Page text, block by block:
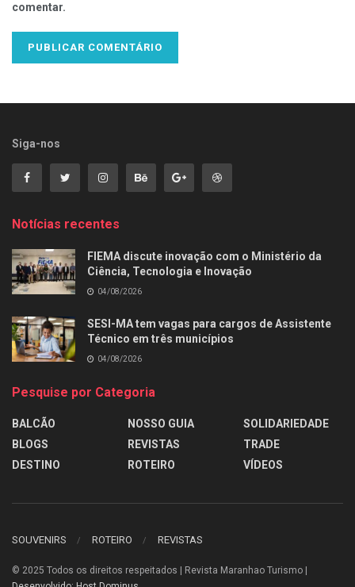
comentar.
Siga-nos
Notícias recentes
FIEMA discute inovação com o Ministério da
Ciência, Tecnologia e Inovação
04/08/2026
SESI-MA tem vagas para cargos de Assistente
Técnico em três municípios
04/08/2026
Pesquise por Categoria
BALCÃO
BLOGS
DESTINO
NOSSO GUIA
REVISTAS
ROTEIRO
SOLIDARIEDADE
TRADE
VÍDEOS
SOUVENIRS ROTEIRO REVISTAS
© 2025 Todos os direitos respeitados | Revista Maranhao Turismo |